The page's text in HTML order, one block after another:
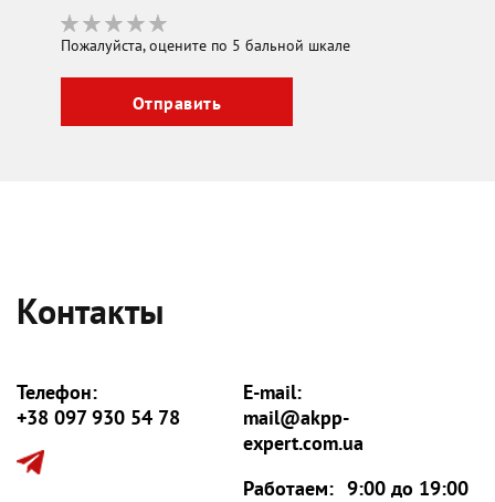
Пожалуйста, оцените по 5 бальной шкале
Контакты
Телефон:
+38 097 930 54 78
E-mail:
mail@akpp-
expert.com.ua
Работаем: 9:00 до 19:00